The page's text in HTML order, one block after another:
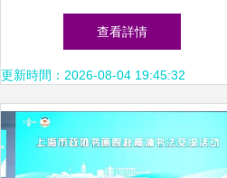
史 奮進正當時”系列活動 知識
競賽與文化藝術交流共促青年
查看詳情
更新時間：2026-08-04 19:45:32